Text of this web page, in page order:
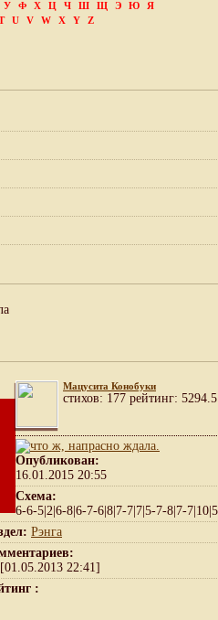
У Ф Х Ц Ч Ш Щ Э Ю
Я
U V W X Y
Z
Мацусита Конобуки
cтихов: 177 рейтинг: 5294.5
Опубликован:
16.01.2015 20:55
Схема:
6-6-5|2|6-8|6-7-6|8|7-7|7|5-7-8|7-
Рэнга
22:41]
: